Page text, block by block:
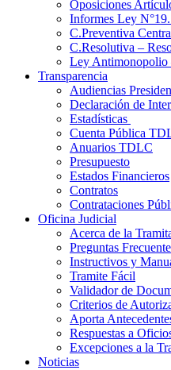
Oposiciones
Informes Ley
C.Preventiva
C.Resolutiva –
Ley Antimonopolio
Transparencia
Audiencias
Declaración de
Estadísticas
Cuenta Pública
Anuarios TDLC
Presupuesto
Estados Financieros
Contratos
Contrataciones
Oficina Judicial
Acerca de la
Preguntas
Instructivos y
Tramite Fácil
Validador de
Criterios de
Aporta
Respuestas a
Excepciones a la
Noticias